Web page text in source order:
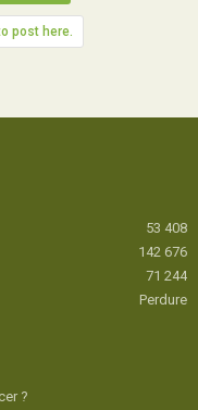
post here.
53 408
142 676
71 244
Perdure
?